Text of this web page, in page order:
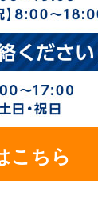
こちら